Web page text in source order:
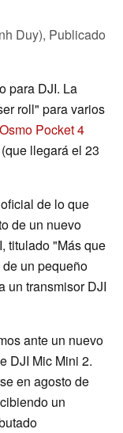
Duy), Publicado
para DJI. La
roll" para varios
Pocket 4
(que llegará el 23
de lo que
de un nuevo
titulado "Más que
un pequeño
un transmisor DJI
ante un nuevo
DJI Mic Mini 2.
en agosto de
un